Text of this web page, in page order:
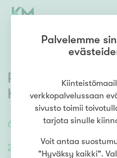
66,5 /66,5 m² 3 h,
Piippolanrinne 4,
Kirkkonummi
245 000,00 €
Palvelemme
verkkopalvelussaan
sivusto toimii
tarjota sinulle
Voit antaa
"Hyväksy kaikki".